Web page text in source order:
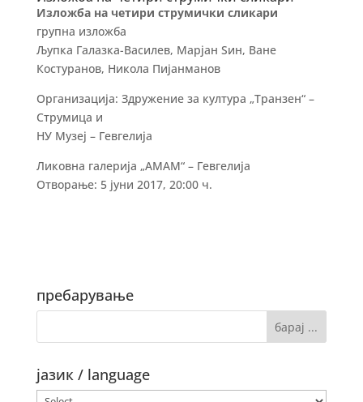
Изложба на четири струмички сликари
групна изложба
Љупка Галазка-Василев, Марјан Ѕин, Ване
Костуранов, Никола Пијанманов
Организација: Здружение за култура „Транзен“ –
Струмица и
НУ Музеј – Гевгелија
Ликовна галерија „АМАМ“ – Гевгелија
Отворање: 5 јуни 2017, 20:00 ч.
пребарување
јазик / language